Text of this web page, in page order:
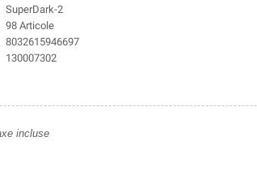
SuperDark-2
98 Articole
8032615946697
130007302
incluse